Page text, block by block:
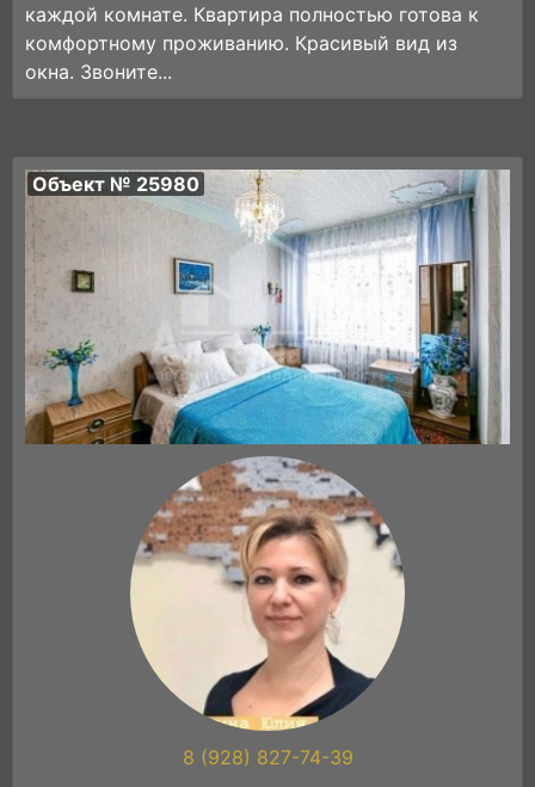
каждой комнате. Квартира полностью готова к
комфортному проживанию. Красивый вид из
окна. Звоните...
Объект № 25980
8 (928) 827-74-39